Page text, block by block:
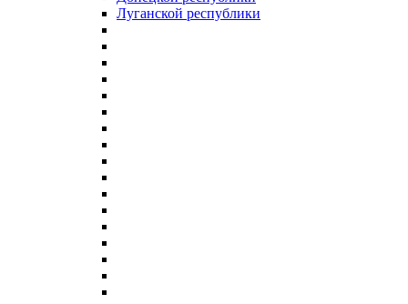
Луганской республики